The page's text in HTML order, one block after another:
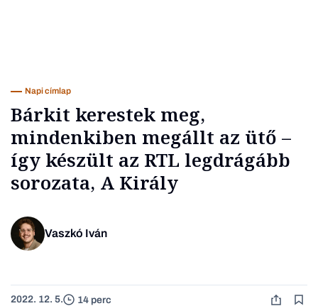
Üzlet
Napi címlap
Bárkit kerestek meg,
mindenkiben megállt az ütő –
így készült az RTL legdrágább
sorozata, A Király
Vaszkó Iván
2022. 12. 5. 14 perc